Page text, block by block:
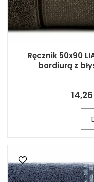
Ręcznik 50x90
bordiurą z
14,26